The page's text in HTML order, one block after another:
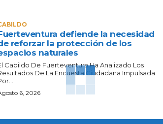
defiende la necesidad
reforzar la protección de los
naturales
Cabildo De Fuerteventura Ha Analizado Los
De La Encuesta Ciudadana Impulsada
6, 2026